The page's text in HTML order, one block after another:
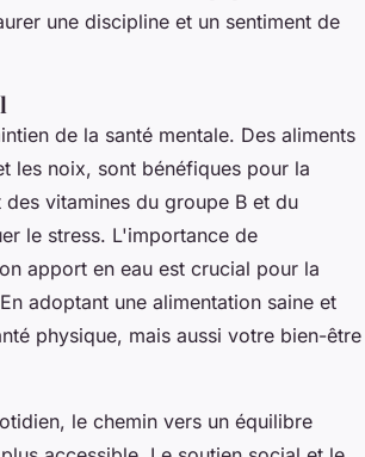
une discipline et un sentiment de
de la santé mentale. Des aliments
les noix, sont bénéfiques pour la
vitamines du groupe B et du
le stress. L'importance de
apport en eau est crucial pour la
adoptant une alimentation saine et
physique, mais aussi votre bien-être
le chemin vers un équilibre